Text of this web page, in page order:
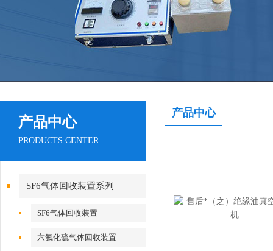
产品中心
PRODUCTS CENTER
SF6气体回收装置系列
SF6气体回收装置
六氟化硫气体回收装置
产品中心